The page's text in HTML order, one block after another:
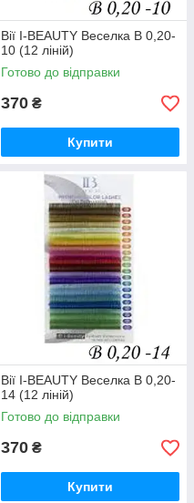
Вії I-BEAUTY Веселка B 0,20-
10 (12 ліній)
Готово до відправки
370 ₴
Купити
Вії I-BEAUTY Веселка B 0,20-
14 (12 ліній)
Готово до відправки
370 ₴
Купити